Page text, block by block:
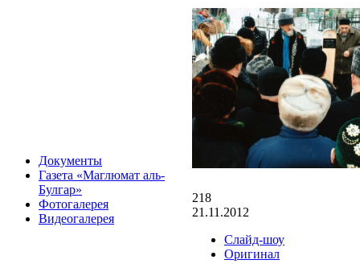
Документы
Газета «Маглюмат аль-
Булгар»
Фотогалерея
Видеогалерея
218
21.11.2012
Слайд-шоу
Оригинал